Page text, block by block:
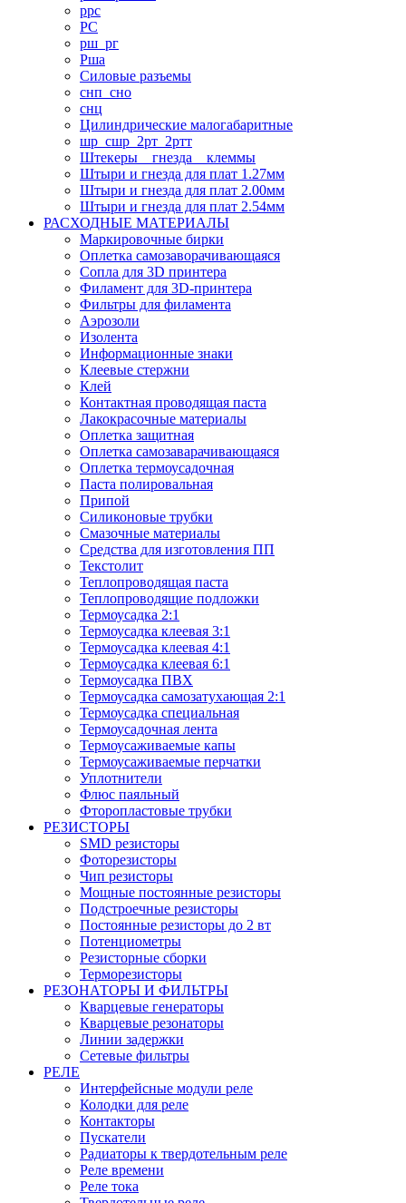
ррс
РС
рш_рг
Рша
Силовые разъемы
снп_сно
снц
Цилиндрические малогабаритные
шр_сшр_2рт_2ртт
Штекеры _ гнезда _ клеммы
Штыри и гнезда для плат 1.27мм
Штыри и гнезда для плат 2.00мм
Штыри и гнезда для плат 2.54мм
РАСХОДНЫЕ МАТЕРИАЛЫ
Маркировочные бирки
Оплетка самозаворачивающаяся
Сопла для 3D принтера
Филамент для 3D-принтера
Фильтры для филамента
Аэрозоли
Изолента
Информационные знаки
Клеевые стержни
Клей
Контактная проводящая паста
Лакокрасочные материалы
Оплетка защитная
Оплетка самозаварачивающаяся
Оплетка термоусадочная
Паста полировальная
Припой
Силиконовые трубки
Смазочные материалы
Средства для изготовления ПП
Текстолит
Теплопроводящая паста
Теплопроводящие подложки
Термоусадка 2:1
Термоусадка клеевая 3:1
Термоусадка клеевая 4:1
Термоусадка клеевая 6:1
Термоусадка ПВХ
Термоусадка самозатухающая 2:1
Термоусадка специальная
Термоусадочная лента
Термоусаживаемые капы
Термоусаживаемые перчатки
Уплотнители
Флюс паяльный
Фторопластовые трубки
РЕЗИСТОРЫ
SMD резисторы
Фоторезисторы
Чип резисторы
Мощные постоянные резисторы
Подстроечные резисторы
Постоянные резисторы до 2 вт
Потенциометры
Резисторные сборки
Терморезисторы
РЕЗОНАТОРЫ И ФИЛЬТРЫ
Кварцевые генераторы
Кварцевые резонаторы
Линии задержки
Сетевые фильтры
РЕЛЕ
Интерфейсные модули реле
Колодки для реле
Контакторы
Пускатели
Радиаторы к твердотельным реле
Реле времени
Реле тока